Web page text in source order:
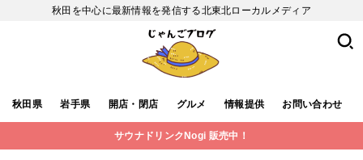
秋田を中心に最新情報を発信する北東北ローカルメディア
秋田県 岩手県 開店・閉店 グルメ 情報提供 お問い合わせ
サウナドリンクNogi 販売中！